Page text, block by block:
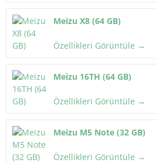
Meizu X8 (64 GB)
Özellikleri Görüntüle →
Meizu 16TH (64 GB)
Özellikleri Görüntüle →
Meizu M5 Note (32 GB)
Özellikleri Görüntüle →